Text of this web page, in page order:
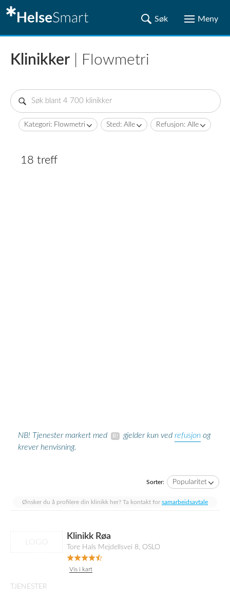
Klinikker | Flowmetri
Kategori: Flowmetri Sted: Alle Refusjon: Alle
18 treff
NB! Tjenester markert med gjelder kun ved refusjon og
krever henvisning.
Sorter: Popularitet
Ønsker du å profilere din klinikk her? Ta kontakt for samarbeidsavtale
Klinikk Røa
Tore Hals Mejdellsvei 8, OSLO
Vis i kart
TJENESTER